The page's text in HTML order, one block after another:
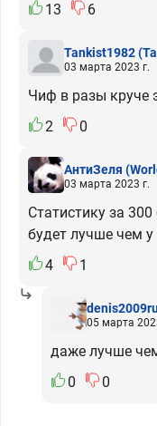
13
6
Tankist1982
03 марта 2023 г.
Чиф в разы круче
2
0
АнтиЗеля
03 марта 2023 г.
Статистику за
будет лучше чем
4
1
05 марта
даже лучше
0
0